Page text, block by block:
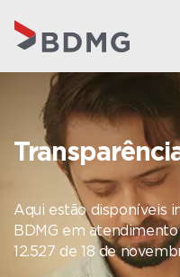
Aqui estão disponíveis
BDMG em
12.527 de 18 de